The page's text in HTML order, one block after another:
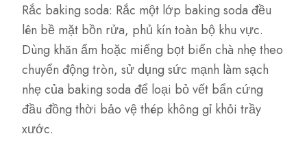
Rắc baking soda: Rắc một lớp baking soda đều
lên bề mặt bồn rửa, phủ kín toàn bộ khu vực.
Dùng khăn ẩm hoặc miếng bọt biển chà nhẹ theo
chuyển động tròn, sử dụng sức mạnh làm sạch
nhẹ của baking soda để loại bỏ vết bẩn cứng
đầu đồng thời bảo vệ thép không gỉ khỏi trầy
xước.